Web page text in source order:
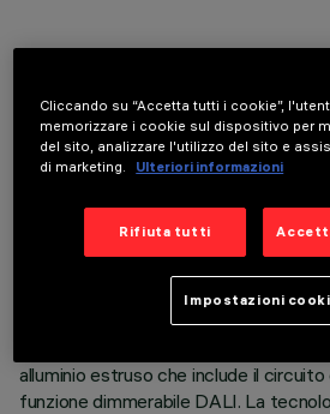
DATI TECNICI
DESCRIZIONE
Modulo lineare fisso a 5 elementi
adattatore per installazione su binario
alluminio estruso che include il
funzione dimmerabile DALI. La
Cliccando su “Accetta tutti i cookie”,
memorizzare i cookie sul dispositivo per
del sito, analizzare l'utilizzo del sito e
di marketing.
Ulteriori informazioni
Rifiuta tutti
Impostazioni